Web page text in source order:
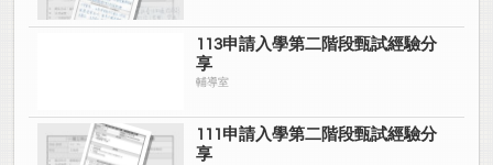
113申請入學第二階段甄試經驗分
享
輔導室
111申請入學第二階段甄試經驗分
享